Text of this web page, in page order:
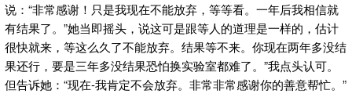
说：“非常感谢！只是我现在不能放弃，等等看。一年后我相信就
有结果了。”她当即摇头，说这可是跟等人的道理是一样的，估计
很快就来，等这么久了不能放弃。结果等不来。你现在两年多没结
果还行，要是三年多没结果恐怕换实验室都难了。”我点头认可。
但告诉她：“现在-我肯定不会放弃。非常非常感谢你的善意帮忙。”